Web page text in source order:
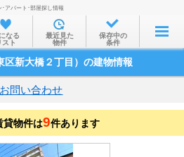
お部屋を探す
沿線・駅から
家賃相場から
通勤通学時間から
物件特集から
アパート･部屋探し情報
なる
スト
最近見た
物件
保存中の
条件
新大橋２丁目）の建物情報
お問い合わせ
貸物件は9件あります